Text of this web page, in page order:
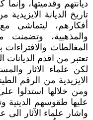
ديانتهم وقدميتها،
تاريخ الديانة
أفكارهم، ليتماشى
والمذهبية، وتضمنت
المغالطات والافتراءات
تعتبر من اقدم
لكن علماء الاثار
الايزيدية من الرقم
ومن خلالها استدلوا
عليها طقوسهم الدينية
واشار علماء الآثار الى